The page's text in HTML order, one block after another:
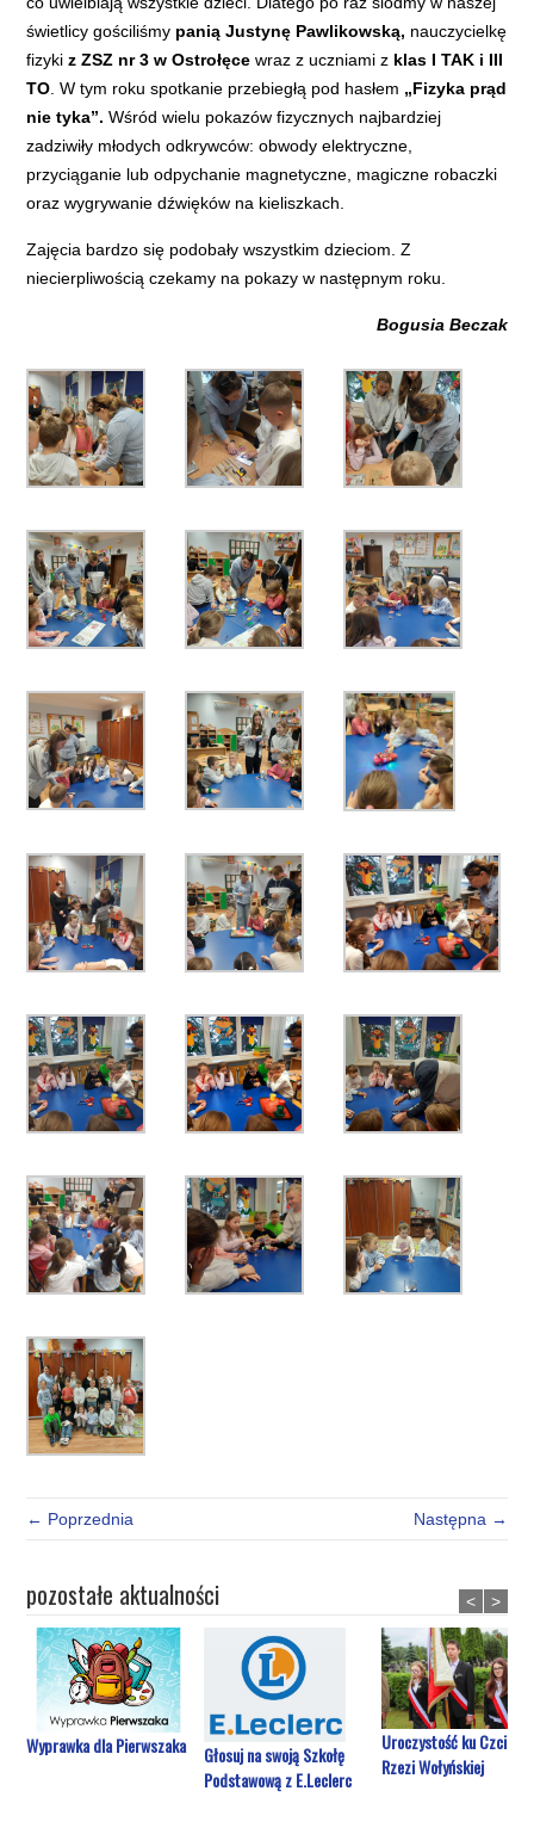
świetlicy gościliśmy panią Justynę Pawlikowską, nauczycielkę
fizykiz ZSZ nr 3 w Ostrołęcewraz z uczniami z klas I TAK i III
TO. W tym roku spotkanie przebiegłą pod hasłem „Fizyka prąd
nie tyka”. Wśród wielu pokazów fizycznych najbardziej
zadziwiły młodych odkrywców: obwody elektryczne,
przyciąganie lub odpychanie magnetyczne, magiczne robaczki
oraz wygrywanie dźwięków na kieliszkach.
Zajęcia bardzo się podobały wszystkim dzieciom. Z
niecierpliwością czekamy na pokazy w następnym roku.
Bogusia Beczak
← Poprzednia Następna →
pozostałe aktualności
Wyprawka dla Pierwszaka
Głosuj na swoją Szkołę
Podstawową z E.Leclerc
Uroczystość ku Czci
Rzezi Wołyńskiej
< >